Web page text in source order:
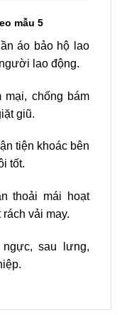
mẫu 5
áo bảo hộ lao
lao động.
mại, chống bám
giũ.
tiện khoác bên
tốt.
thoải mái hoạt
vải may.
sau lưng,